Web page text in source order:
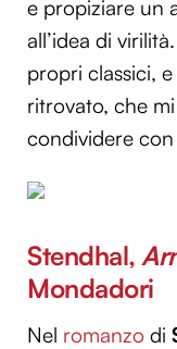
e propiziare un
all’idea di
propri classici,
ritrovato, che
condividere con
Stendhal,
Mondadori
Nel romanzo di